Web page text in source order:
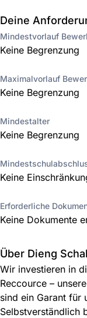
Deine
Mindestvorlauf
Keine Begrenzung
Maximalvorlauf
Keine Begrenzung
Mindestalter
Keine Begrenzung
Keine
Erforderliche
Keine Dokumente
Über Dieng
Wir investieren in
Reccource –
sind ein Garant für
Selbstverständlich